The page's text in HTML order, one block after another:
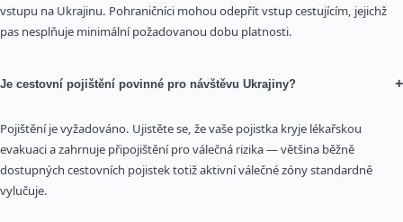
vstupu na Ukrajinu. Pohraničníci mohou odepřít vstup cestujícím, jejichž
pas nesplňuje minimální požadovanou dobu platnosti.
Je cestovní pojištění povinné pro návštěvu Ukrajiny? +
Pojištění je vyžadováno. Ujistěte se, že vaše pojistka kryje lékařskou
evakuaci a zahrnuje připojištění pro válečná rizika — většina běžně
dostupných cestovních pojistek totiž aktivní válečné zóny standardně
vylučuje.